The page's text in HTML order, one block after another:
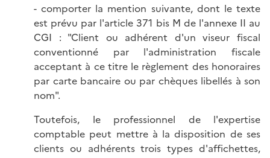
- comporter la mention suivante, dont le texte
est prévu par l'article 371 bis M de l'annexe II au
CGI : "Client ou adhérent d'un viseur fiscal
conventionné par l'administration fiscale
acceptant à ce titre le règlement des honoraires
par carte bancaire ou par chèques libellés à son
nom".
Toutefois, le professionnel de l'expertise
comptable peut mettre à la disposition de ses
clients ou adhérents trois types d'affichettes,